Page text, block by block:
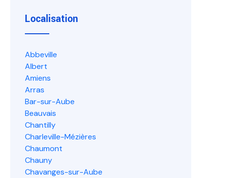
Localisation
Abbeville
Albert
Amiens
Arras
Bar-sur-Aube
Beauvais
Chantilly
Charleville-Mézières
Chaumont
Chauny
Chavanges-sur-Aube